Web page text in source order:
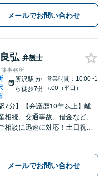
メールでお問い合わせ
弘 弁護士
事務所
所沢駅 か
ら徒歩7分
営業時間：10:00~1
7:00（平日）
7分】【弁護歴10年以上】離
相続、交通事故、借金など、
相談に迅速に対応！土日祝夜
！【初回相談無料】
メールでお問い合わせ